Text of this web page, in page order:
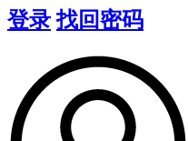
登录 找回密码